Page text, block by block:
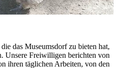
das Museumsdorf zu bieten hat,
Unsere Freiwilligen berichten von
ihren täglichen Arbeiten, von den